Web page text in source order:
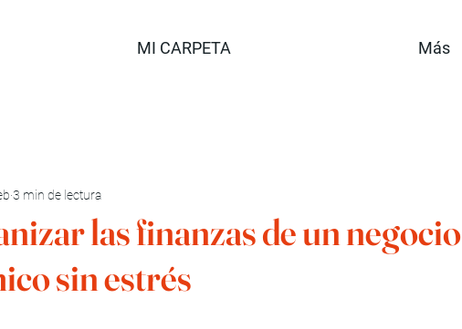
MI CARPETA Más
las finanzas de un negocio
sin estrés
3 min de lectura